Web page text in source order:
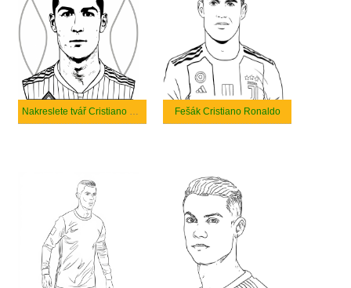
Nakreslete tvář Cristiano Ronaldo Fešák Cristiano Ronaldo